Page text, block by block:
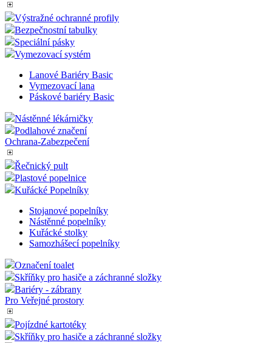
Výstražné ochranné profily
Bezpečnostní tabulky
Speciální pásky
Vymezovací systém
Lanové Bariéry Basic
Vymezovací lana
Páskové bariéry Basic
Nástěnné lékárničky
Podlahové značení
Ochrana-Zabezpečení
Řečnický pult
Plastové popelnice
Kuřácké Popelníky
Stojanové popelníky
Nástěnné popelníky
Kuřácké stolky
Samozhášecí popelníky
Označení toalet
Skříňky pro hasiče a záchranné složky
Bariéry - zábrany
Pro Veřejné prostory
Pojízdné kartotéky
Skříňky pro hasiče a záchranné složky